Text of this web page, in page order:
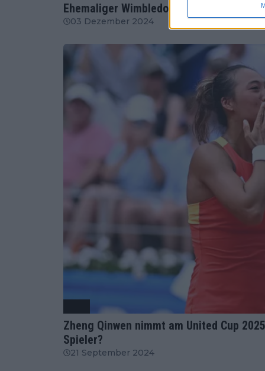
Ehemaliger Wimbledon-Sieger Neale
03 Dezember 2024
Zheng Qinwen nimmt am United Cup
Spieler?
21 September 2024